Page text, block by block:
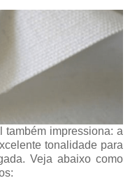
também impressiona: a
tonalidade para
Veja abaixo como